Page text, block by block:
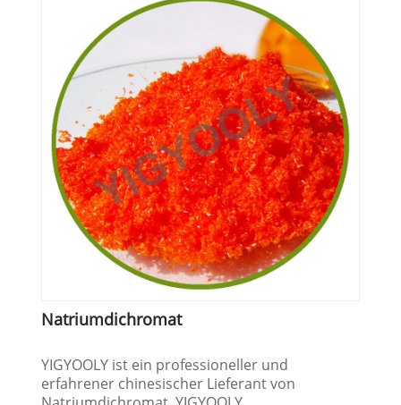
Natriumdichromat
YIGYOOLY ist ein professioneller und
erfahrener chinesischer Lieferant von